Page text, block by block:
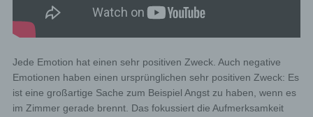
Jede Emotion hat einen sehr positiven Zweck. Auch negative
Emotionen haben einen ursprünglichen sehr positiven Zweck: Es
ist eine großartige Sache zum Beispiel Angst zu haben, wenn es
im Zimmer gerade brennt. Das fokussiert die Aufmerksamkeit